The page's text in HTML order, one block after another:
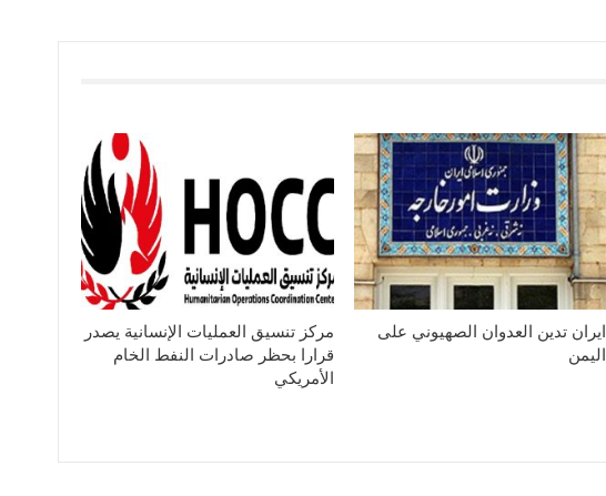
ايران تدين العدوان الصهيوني على
اليمن
مركز تنسيق العمليات الإنسانية يصدر
قرارا بحظر صادرات النفط الخام
الأمريكي